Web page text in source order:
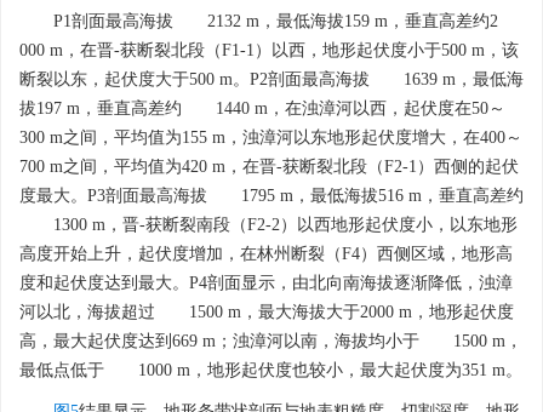
P1剖面最高海拔 2132 m，最低海拔159 m，垂直高差约2
000 m，在晋-获断裂北段（F1-1）以西，地形起伏度小于500 m，该
断裂以东，起伏度大于500 m。P2剖面最高海拔
1639 m，最低海
拔197 m，垂直高差约
1440 m，在浊漳河以西，起伏度在50～
300 m之间，平均值为155 m，浊漳河以东地形起伏度增大，在400～
700 m之间，平均值为420 m，在晋-获断裂北段（F2-1）西侧的起伏
度最大。P3剖面最高海拔
1795 m，最低海拔516 m，垂直高差约
1300 m，晋-获断裂南段（F2-2）以西地形起伏度小，以东地形
高度开始上升，起伏度增加，在林州断裂（F4）西侧区域，地形高
度和起伏度达到最大。P4剖面显示，由北向南海拔逐渐降低，浊漳
河以北，海拔超过
1500 m，最大海拔大于2000 m，地形起伏度
高，最大起伏度达到669 m；浊漳河以南，海拔均小于
1500 m，
最低点低于
1000 m，地形起伏度也较小，最大起伏度为351 m。